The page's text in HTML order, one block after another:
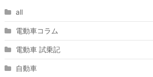
all
電動車コラム
電動車 試乗記
自動車